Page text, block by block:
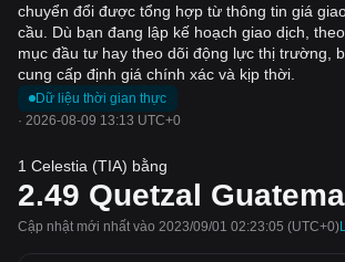
chuyển đổi được tổng hợp từ thông tin giá
cầu. Dù bạn đang lập kế hoạch giao dịch,
mục đầu tư hay theo dõi động lực thị trường,
cung cấp định giá chính xác và kịp thời.
Dữ liệu thời gian thực
· 2026-08-09 13:13 UTC+0
1 Celestia (TIA) bằng
2.49 Quetzal
Cập nhật mới nhất vào 2023/09/01 02:23:05 (UTC+0)